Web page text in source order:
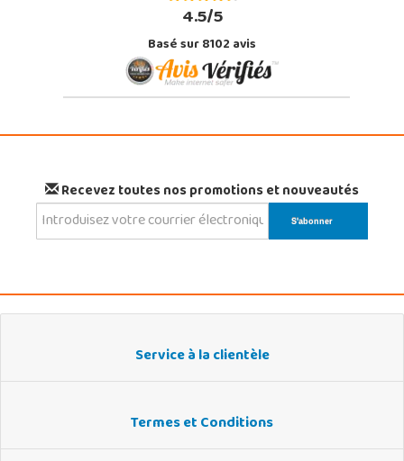
4.5/5
Basé sur 8102 avis
Recevez toutes nos promotions et nouveautés
Service à la clientèle
Termes et Conditions